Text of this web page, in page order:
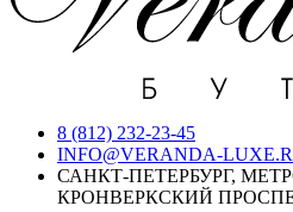
8 (812) 232-23-45
INFO@VERANDA-
САНКТ-ПЕТЕРБУРГ,
КРОНВЕРКСКИЙ